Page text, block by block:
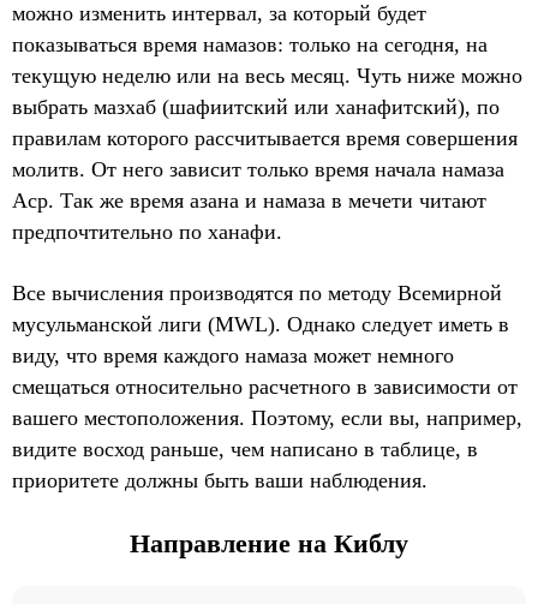
можно изменить интервал, за который будет
показываться время намазов: только на сегодня, на
текущую неделю или на весь месяц. Чуть ниже можно
выбрать мазхаб (шафиитский или ханафитский), по
правилам которого рассчитывается время совершения
молитв. От него зависит только время начала намаза
Аср. Так же время азана и намаза в мечети читают
предпочтительно по ханафи.
Все вычисления производятся по методу Всемирной
мусульманской лиги (MWL). Однако следует иметь в
виду, что время каждого намаза может немного
смещаться относительно расчетного в зависимости от
вашего местоположения. Поэтому, если вы, например,
видите восход раньше, чем написано в таблице, в
приоритете должны быть ваши наблюдения.
Направление на Киблу